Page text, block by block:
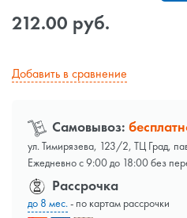
212.00 руб.
Добавить в сравнение
Самовывоз:
ул. Тимирязева, 123/2, ТЦ Град,
Ежедневно с 9:00 до 18:00 без
Рассрочка
до 8 мес.- по картам рассрочки